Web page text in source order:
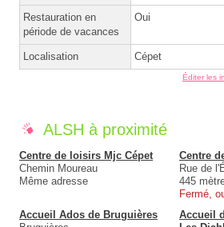
Restauration en
période de vacances
Oui
Localisation Cépet
Éditer les
ALSH à proximité
Centre de loisirs Mjc Cépet
Chemin Moureau
Même adresse
Centre
Rue de
445
Fermé,
Accueil Ados de Bruguières
Accueil